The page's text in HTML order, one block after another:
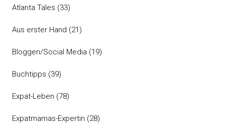
Atlanta Tales (33)
Aus erster Hand (21)
Bloggen/Social Media (19)
Buchtipps (39)
Expat-Leben (78)
Expatmamas-Expertin (28)